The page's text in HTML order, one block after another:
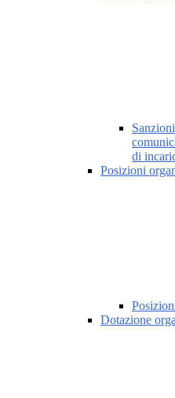
di
Posizioni
Dotazione